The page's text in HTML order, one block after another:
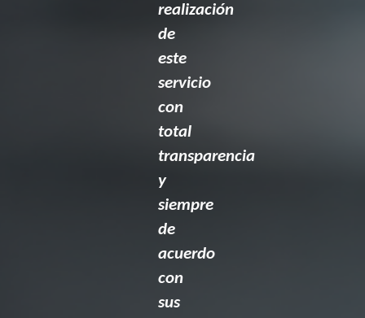
realización
de
este
servicio
con
total
transparencia
y
siempre
de
acuerdo
con
sus